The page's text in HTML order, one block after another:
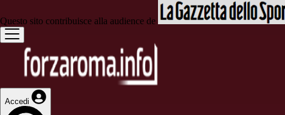
Questo sito contribuisce alla audience de
Accedi